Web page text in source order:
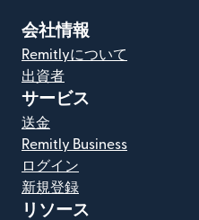
会社情報
Remitlyについて
出資者
サービス
送金
Remitly Business
ログイン
新規登録
リソース